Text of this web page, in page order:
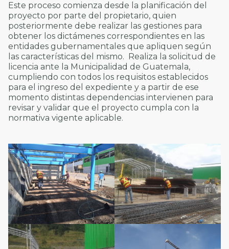
Este proceso comienza desde la planificación del
proyecto por parte del propietario, quien
posteriormente debe realizar las gestiones para
obtener los dictámenes correspondientes en las
entidades gubernamentales que apliquen según
las características del mismo. Realiza la solicitud de
licencia ante la Municipalidad de Guatemala,
cumpliendo con todos los requisitos establecidos
para el ingreso del expediente y a partir de ese
momento distintas dependencias intervienen para
revisar y validar que el proyecto cumpla con la
normativa vigente aplicable.